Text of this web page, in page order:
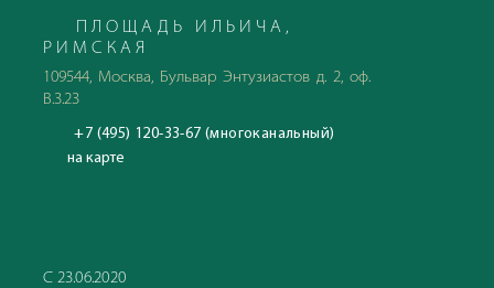
ПЛОЩАДЬ ИЛЬИЧА,
РИМСКАЯ
109544, Москва, Бульвар Энтузиастов д. 2, оф.
В.3.23
+7 (495) 120-33-67 (многоканальный)
на карте
С 23.06.2020